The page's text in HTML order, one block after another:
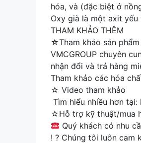
hóa, và (đặc biệt ở
Oxy già là một axit
THAM KHẢO THÊM
☆Tham khảo sản phẩm
VMCGROUP chuyên
nhận đổi và trả hàng
Tham khảo các hóa
☆ Video tham khảo
Tìm hiểu nhiều hơn
☆Hỗ trợ kỹ thuật/mua
Quý khách có nhu
! ? Chúng tôi luôn cam